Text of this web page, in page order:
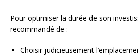
Pour optimiser la durée de son
recommandé de :
Choisir judicieusement